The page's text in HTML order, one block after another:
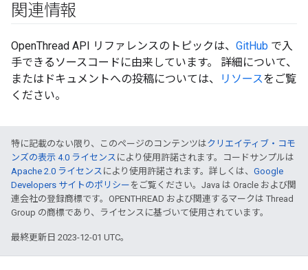
関連情報
OpenThread API リファレンスのトピックは、 GitHub で入
手できるソースコードに由来しています。 詳細について、
またはドキュメントへの投稿については、
リソースをご覧
ください。
特に記載のない限り、このページのコンテンツはクリエイティブ・コモ
ンズの表示 4.0 ライセンス により使用許諾されます。コードサンプルは
Apache 2.0 ライセンス により使用許諾されます。詳しくは、 Google
Developers サイトのポリシー をご覧ください。Java は Oracle および関
連会社の登録商標です。OPENTHREAD および関連するマークは Thread
Group の商標であり、ライセンスに基づいて使用されています。
最終更新日 2023-12-01 UTC。